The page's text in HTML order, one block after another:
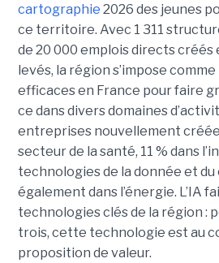
cartographie 2026 des jeunes
ce territoire. Avec 1 311
de 20 000 emplois directs créés
levés, la région s’impose comme
efficaces en France pour faire
ce dans divers domaines
entreprises nouvellement
secteur de la santé, 11 % dans
technologies de la donnée et du
également dans l’énergie. L’IA
technologies clés de la région :
trois, cette technologie est au
proposition de valeur.